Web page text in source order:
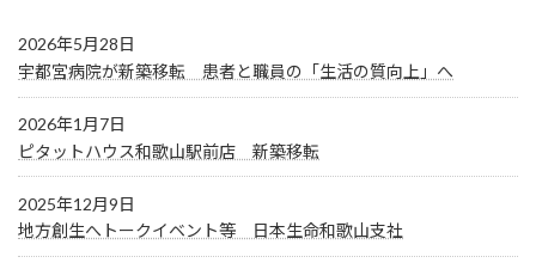
2026年5月28日
宇都宮病院が新築移転 患者と職員の「生活の質向上」へ
2026年1月7日
ピタットハウス和歌山駅前店 新築移転
2025年12月9日
地方創生へトークイベント等 日本生命和歌山支社